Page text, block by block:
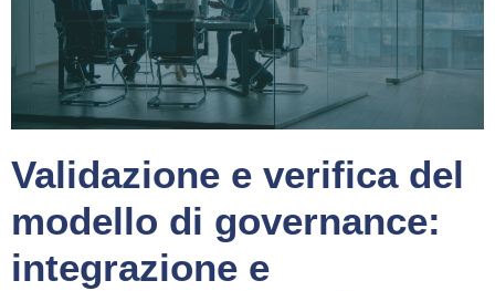
Validazione e verifica del
modello di governance:
integrazione e